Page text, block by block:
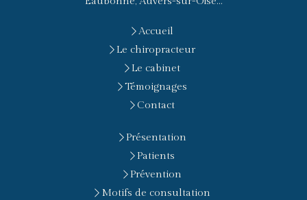
Accueil
Le chiropracteur
Le cabinet
Témoignages
Contact
Présentation
Patients
Prévention
Motifs de consultation